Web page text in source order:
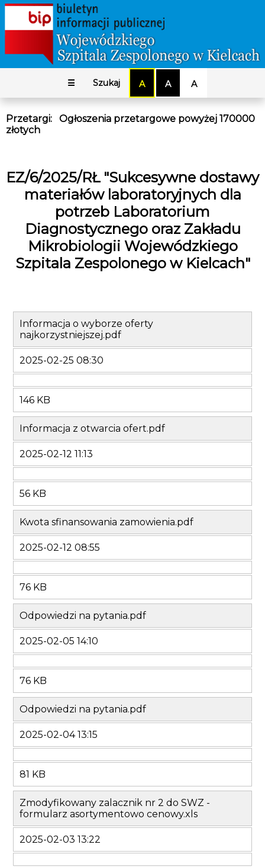
☰ Szukaj A A A
Przetargi: Ogłoszenia przetargowe powyżej 170000
złotych
EZ/6/2025/RŁ "Sukcesywne dostawy
materiałów laboratoryjnych dla
potrzeb Laboratorium
Diagnostycznego oraz Zakładu
Mikrobiologii Wojewódzkiego
Szpitala Zespolonego w Kielcach"
Informacja o wyborze oferty
najkorzystniejszej.pdf
2025-02-25 08:30
146 KB
Informacja z otwarcia ofert.pdf
2025-02-12 11:13
56 KB
Kwota sfinansowania zamowienia.pdf
2025-02-12 08:55
76 KB
Odpowiedzi na pytania.pdf
2025-02-05 14:10
76 KB
Odpowiedzi na pytania.pdf
2025-02-04 13:15
81 KB
Zmodyfikowany zalacznik nr 2 do SWZ -
formularz asortymentowo cenowy.xls
2025-02-03 13:22